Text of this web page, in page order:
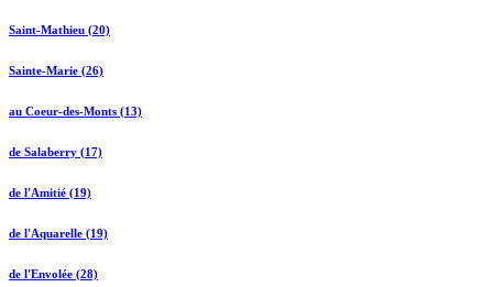
Saint-Mathieu (20)
Sainte-Marie (26)
au Coeur-des-Monts (13)
de Salaberry (17)
de l'Amitié (19)
de l'Aquarelle (19)
de l'Envolée (28)